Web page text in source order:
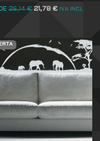
26,14€ 21,78 € IVA INCL